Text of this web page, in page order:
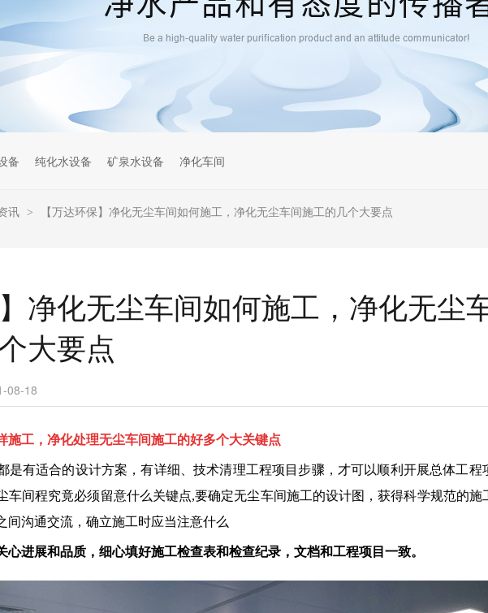
备 纯化水设备 矿泉水设备 净化车间
讯 > 【万达环保】净化无尘车间如何施工，净化无尘车间施工的几个大要点
】净化无尘车间如何施工，净化无尘
大要点
08-18
施工，净化处理无尘车间施工的好多个大关键点
是有适合的设计方案，有详细、技术清理工程项目步骤，才可以顺利开展总体工程
车间程究竟必须留意什么关键点,要确定无尘车间施工的设计图，获得科学规范的施
间沟通交流，确立施工时应当注意什么
心进展和品质，细心填好施工检查表和检查纪录，文档和工程项目一致。